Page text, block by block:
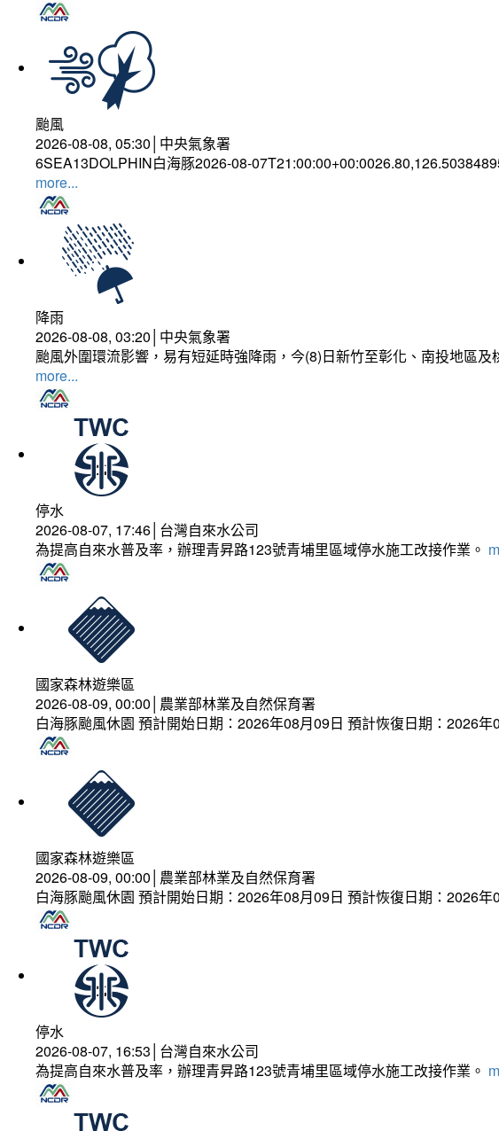
颱風
2026-08-08, 05:30│中央氣象署
6SEA13DOLPHIN白海豚2026-08-
more...
降雨
2026-08-08, 03:20│中央氣象署
颱風外圍環流影響，易有短延時強降雨，今(8)日新竹至彰化、南投地區
more...
停水
2026-08-07, 17:46│台灣自來水公司
為提高自來水普及率，辦理青昇路123號青埔里區域停水施工改接作業。
國家森林遊樂區
2026-08-09, 00:00│農業部林業及自然保育署
白海豚颱風休園 預計開始日期：2026年08月09日 預計恢復日期：2026年
國家森林遊樂區
2026-08-09, 00:00│農業部林業及自然保育署
白海豚颱風休園 預計開始日期：2026年08月09日 預計恢復日期：2026年
停水
2026-08-07, 16:53│台灣自來水公司
為提高自來水普及率，辦理青昇路123號青埔里區域停水施工改接作業。